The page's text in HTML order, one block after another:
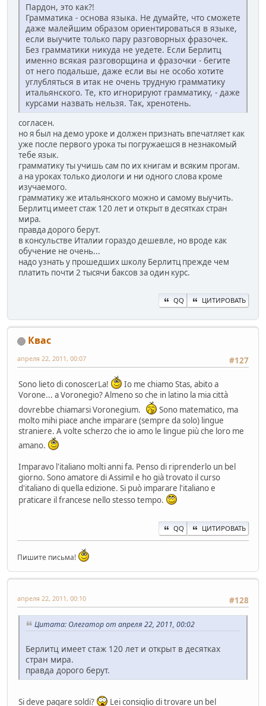
Пардон, это как?!
Грамматика - основа языка. Не думайте, что сможете
даже малейшим образом ориентироваться в языке,
если выучите только пару разговорных фразочек.
Без грамматики никуда не уедете. Если Берлитц
именно всякая разговорщина и фразочки - бегите
от него подальше, даже если вы не особо хотите
углубляться в итак не очень трудную грамматику
итальянского. Те, кто игнорируют грамматику, - даже
курсами назвать нельзя. Так, хренотень.
согласен.
но я был на демо уроке и должен признать впечатляет как
уже после первого урока ты погружаешся в незнакомый
тебе язык.
грамматику ты учишь сам по их книгам и всяким прогам.
а на уроках только диологи и ни одного слова кроме
изучаемого.
грамматику же итальянского можно и самому выучить.
Берлитц имеет стаж 120 лет и открыт в десятках стран
мира.
правда дорого берут.
в консульстве Италии гораздо дешевле, но вроде как
обучение не очень...
надо узнать у прошедших школу Берлитц прежде чем
платить почти 2 тысячи баксов за один курс.
QQ ЦИТИРОВАТЬ
Квас
#127
апреля 22, 2011, 00:07
Sono lieto di conoscerLa!
Io me chiamo Stas, abito a
Vorone... a Voronegio? Almeno so che in latino la mia città
dovrebbe chiamarsi Voronegium.
Sono matematico, ma
molto mihi piace anche imparare (sempre da solo) lingue
straniere. A volte scherzo che io amo le lingue più che loro me
amano.
Imparavo l'italiano molti anni fa. Penso di riprenderlo un bel
giorno. Sono amatore di Assimil e ho già trovato il curso
d'italiano di quella edizione. Si può imparare l'italiano e
praticare il francese nello stesso tempo.
QQ ЦИТИРОВАТЬ
Пишите письма!
#128
апреля 22, 2011, 00:10
Цитата: Олегатор от апреля 22, 2011, 00:02
Берлитц имеет стаж 120 лет и открыт в десятках
стран мира.
правда дорого берут.
Si deve pagare soldi? Lei consiglio di trovare un bel